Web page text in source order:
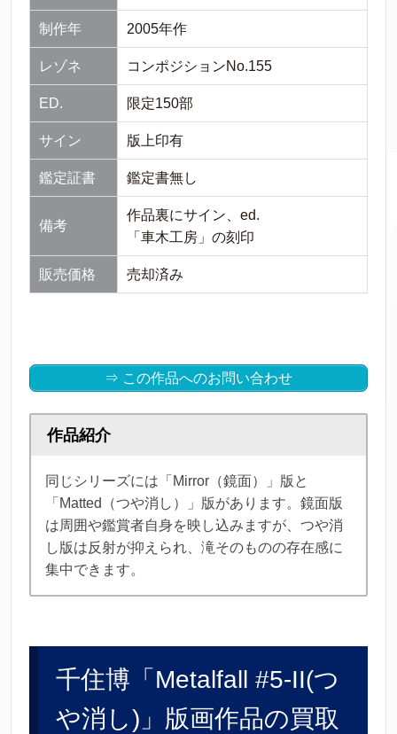
制作年 2005年作
レゾネ コンポジションNo.155
ED. 限定150部
サイン 版上印有
鑑定証書 鑑定書無し
備考
作品裏にサイン、ed.
「車木工房」の刻印
販売価格 売却済み
⇒ この作品へのお問い合わせ
作品紹介
同じシリーズには「Mirror（鏡面）」版と
「Matted（つや消し）」版があります。鏡面版
は周囲や鑑賞者自身を映し込みますが、つや消
し版は反射が抑えられ、滝そのものの存在感に
集中できます。
千住博「Metalfall #5-II(つ
や消し)」版画作品の買取